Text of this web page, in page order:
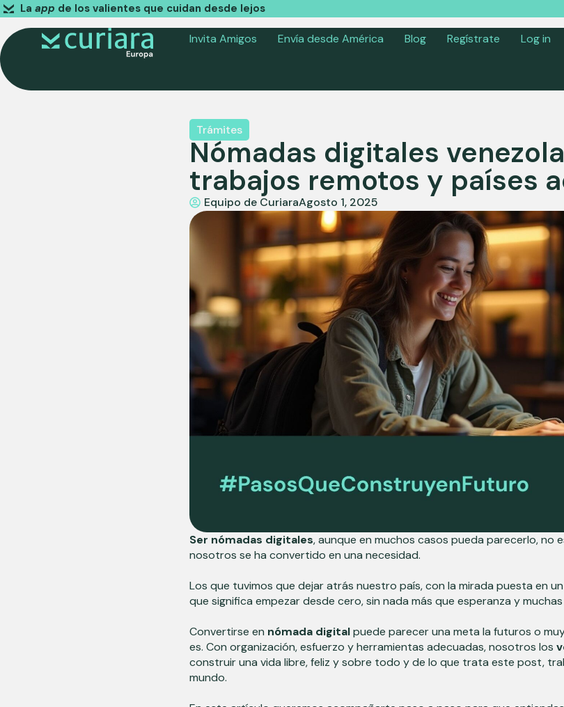
La app de los valientes que cuidan desde lejos
Invita Amigos Envía desde América Blog Regístrate Log in
Trámites
Nómadas digitales
trabajos remotos y países
Equipo de CuriaraAgosto 1, 2025
Ser nómadas digitales, aunque en muchos casos pueda parecerlo, no
nosotros se ha convertido en una necesidad.
Los que tuvimos que dejar atrás nuestro país, con la mirada puesta en
que significa empezar desde cero, sin nada más que esperanza y
Convertirse en nómada digitalpuede parecer una meta la futuros o
es. Con organización, esfuerzo y herramientas adecuadas, nosotros los
construir una vida libre, feliz y sobre todo y de lo que trata este post,
mundo.